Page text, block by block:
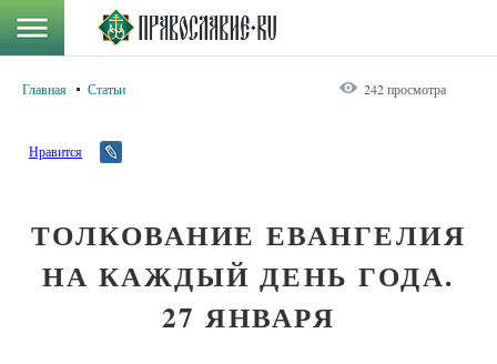
Главная Статьи 242 просмотра
Нравится
ТОЛКОВАНИЕ ЕВАНГЕЛИЯ
НА КАЖДЫЙ ДЕНЬ ГОДА.
27 ЯНВАРЯ